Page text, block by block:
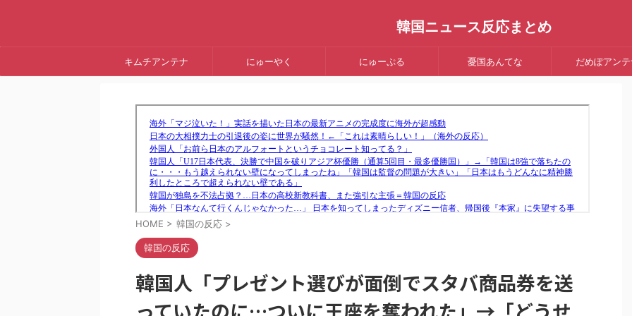
韓国ニュース反応まとめ
キムチアンテナ にゅーやく にゅーぷる 憂国あんてな だめぽアンテ
HOME > 韓国の反応 >
韓国の反応
韓国人「プレゼント選びが面倒でスタバ商品券を送